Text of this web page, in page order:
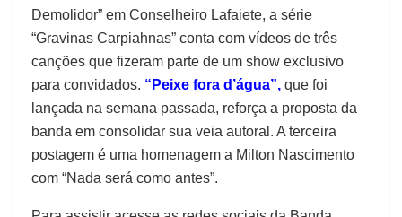
Demolidor” em Conselheiro Lafaiete, a série
“Gravinas Carpiahnas” conta com vídeos de três
canções que fizeram parte de um show exclusivo
para convidados. “Peixe fora d’água”, que foi
lançada na semana passada, reforça a proposta da
banda em consolidar sua veia autoral. A terceira
postagem é uma homenagem a Milton Nascimento
com “Nada será como antes”.